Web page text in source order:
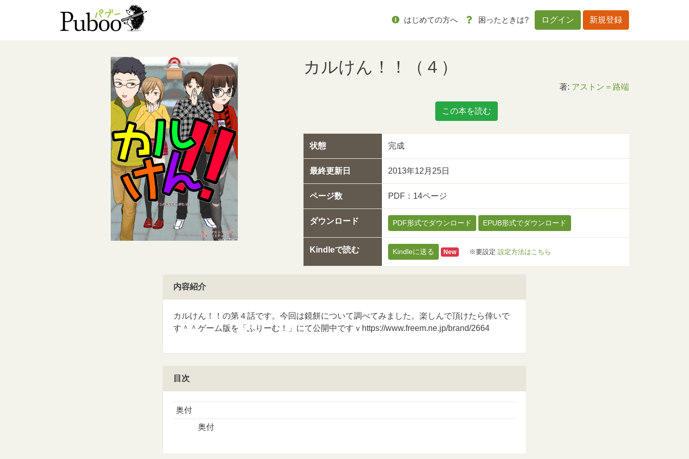
はじめての方へ 困ったときは? ログイン 新規登録
カルけん！！（４）
著: アストン＝路端
この本を読む
状態 完成
最終更新日 2013年12月25日
ページ数 PDF：14ページ
ダウンロード PDF形式でダウンロード EPUB形式でダウンロード
Kindleで読む Kindleに送る New ※要設定 設定方法はこちら
内容紹介
カルけん！！の第４話です。今回は鏡餅について調べてみました。楽しんで頂けたら倖いで
す＾＾ゲーム版を「ふりーむ！」にて公開中ですｖhttps://www.freem.ne.jp/brand/2664
目次
奥付
奥付